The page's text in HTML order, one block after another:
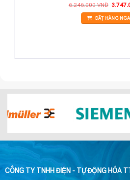
6.246.000VNĐ Giá
là:
ĐẶT HÀNG
CÔNG TY TNHH ĐIỆN - TỰ ĐỘNG HÓA